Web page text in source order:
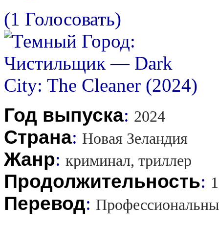
(1 Голосовать)
Год выпуска: 2024
Страна: Новая Зеландия
Жанр: криминал, триллер
Продолжительность:
Перевод: